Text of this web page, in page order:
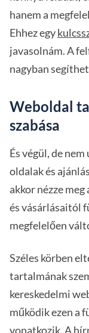
hanem a
Ehhez egy
javasolnám. A
nagyban
Weboldal
szabása
És végül, de
oldalak és
akkor nézze
és vásárlásaitól
megfelelően
Széles körben
tartalmának
kereskedelmi
működik ezen a
vonatkozik. A